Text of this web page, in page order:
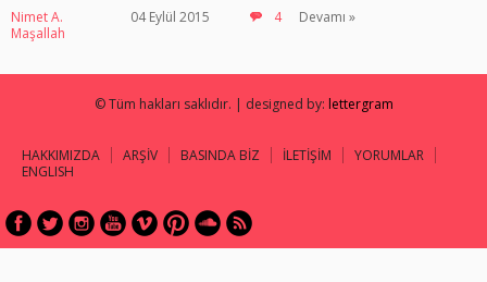
Nimet A.
Maşallah
04 Eylül 2015 4 Devamı »
© Tüm hakları saklıdır. | designed by: lettergram
HAKKIMIZDA ARŞİV BASINDA BİZ İLETİŞİM
YORUMLAR
ENGLISH